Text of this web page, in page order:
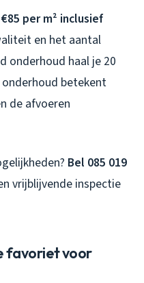
per m² inclusief
en het aantal
onderhoud haal je 20
betekent
de afvoeren
Bel 085 019
vrijblijvende inspectie
favoriet voor